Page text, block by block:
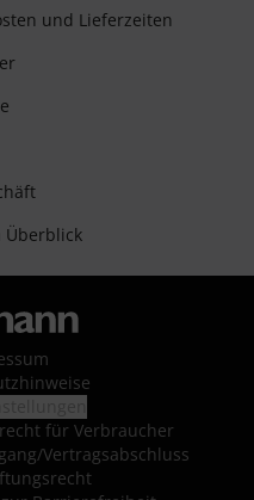
und Lieferzeiten
Überblick
für Verbraucher
Vertragsabschluss